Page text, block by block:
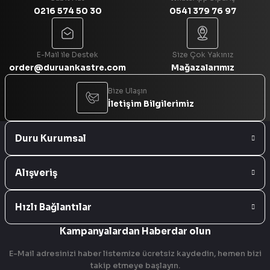
0216 574 50 30 0541 379 76 97
E-Mail ile Destek
order@duruankastre.com
Size Çok Yakınız
Mağazalarımız
Bize Ulaşın
İletişim Bilgilerimiz
Duru Kurumsal
Alışveriş
Hızlı Bağlantılar
Kampanyalardan Haberdar olun
E-Mail adresinizi haber listemize ücretsiz kaydedin, hemen bizi
takip etmeye başlayın.